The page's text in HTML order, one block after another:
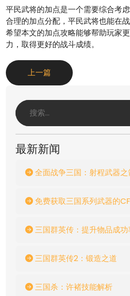
平民武将的加点是一个需要综合考
合理的加点分配，平民武将也能在
希望本文的加点攻略能够帮助玩家
力，取得更好的战斗成绩。
上一篇
最新新闻
全面战争三国：射程武器
免费获取三国系列武器的
三国群英传：提升物品成
三国群英传2：锻造之道
三国杀：许褚技能解析